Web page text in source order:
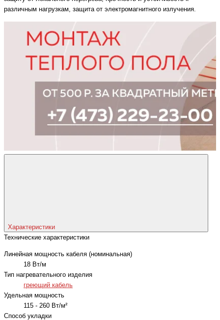
различным нагрузкам, защита от электромагнитного излучения.
Характеристики
Технические характеристики
Линейная мощность кабеля (номинальная)
18 Вт/м
Тип нагревательного изделия
греющий кабель
Удельная мощность
115 - 260 Вт/м²
Способ укладки